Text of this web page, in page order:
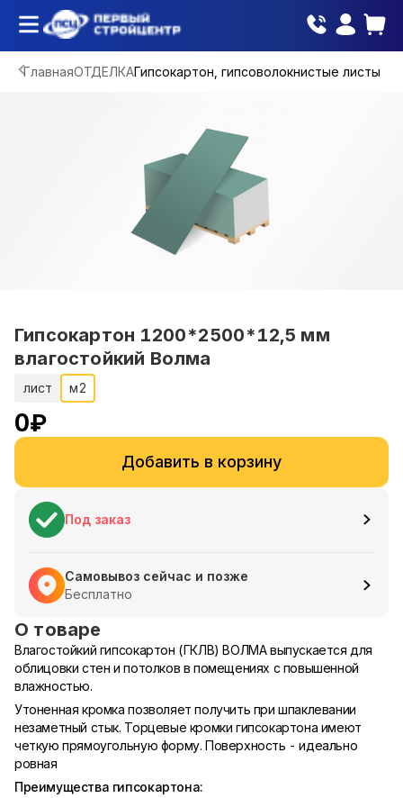
ГлавнаяОТДЕЛКАГипсокартон, гипсоволокнистые листы
Гипсокартон 1200*2500*12,5 мм
влагостойкий Волма
лист м2
0₽
Добавить в корзину
Под заказ
Самовывоз сейчас и позже
Бесплатно
О товаре
Влагостойкий гипсокартон (ГКЛВ) ВОЛМА выпускается для
облицовки стен и потолков в помещениях с повышенной
влажностью.
Утоненная кромка позволяет получить при шпаклевании
незаметный стык. Торцевые кромки гипсокартона имеют
четкую прямоугольную форму. Поверхность - идеально
ровная
Преимущества гипсокартона: